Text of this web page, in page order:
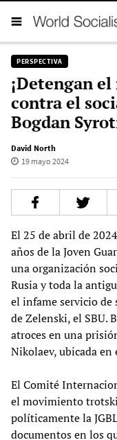
PERSPECTIVA
¡Detengan
contra el
Bogdan
David North
19 mayo 2024
El 25 de abril de
años de la Joven
una organización
Rusia y toda la
el infame servicio de
de Zelenski, el SBU.
atroces en una
Nikolaev, ubicada en
El Comité
el movimiento
políticamente la
documentos en los